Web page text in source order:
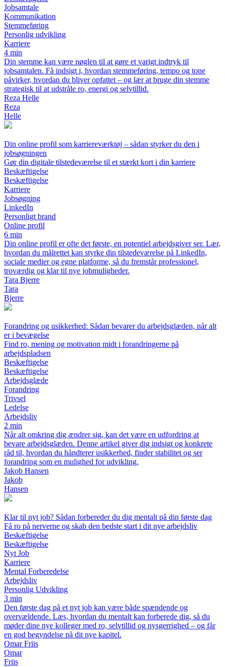
Jobsamtale
Kommunikation
Stemmeføring
Personlig udvikling
Karriere
4 min
Din stemme kan være nøglen til at gøre et varigt indtryk til
jobsamtalen. Få indsigt i, hvordan stemmeføring, tempo og tone
påvirker, hvordan du bliver opfattet – og lær at bruge din stemme
strategisk til at udstråle ro, energi og selvtillid.
Reza Helle
Reza
Helle
Din online profil som karriereværktøj – sådan styrker du den i
jobsøgningen
Gør din digitale tilstedeværelse til et stærkt kort i din karriere
Beskæftigelse
Beskæftigelse
Karriere
Jobsøgning
LinkedIn
Personligt brand
Online profil
6 min
Din online profil er ofte det første, en potentiel arbejdsgiver ser. Lær,
hvordan du målrettet kan styrke din tilstedeværelse på LinkedIn,
sociale medier og egne platforme, så du fremstår professionel,
troværdig og klar til nye jobmuligheder.
Tara Bjerre
Tara
Bjerre
Forandring og usikkerhed: Sådan bevarer du arbejdsglæden, når alt
er i bevægelse
Find ro, mening og motivation midt i forandringerne på
arbejdspladsen
Beskæftigelse
Beskæftigelse
Arbejdsglæde
Forandring
Trivsel
Ledelse
Arbejdsliv
2 min
Når alt omkring dig ændrer sig, kan det være en udfordring at
bevare arbejdsglæden. Denne artikel giver dig indsigt og konkrete
råd til, hvordan du håndterer usikkerhed, finder stabilitet og ser
forandring som en mulighed for udvikling.
Jakob Hansen
Jakob
Hansen
Klar til nyt job? Sådan forbereder du dig mentalt på din første dag
Få ro på nerverne og skab den bedste start i dit nye arbejdsliv
Beskæftigelse
Beskæftigelse
Nyt Job
Karriere
Mental Forberedelse
Arbejdsliv
Personlig Udvikling
3 min
Den første dag på et nyt job kan være både spændende og
overvældende. Læs, hvordan du mentalt kan forberede dig, så du
møder dine nye kolleger med ro, selvtillid og nysgerrighed – og får
en god begyndelse på dit nye kapitel.
Omar Friis
Omar
Friis